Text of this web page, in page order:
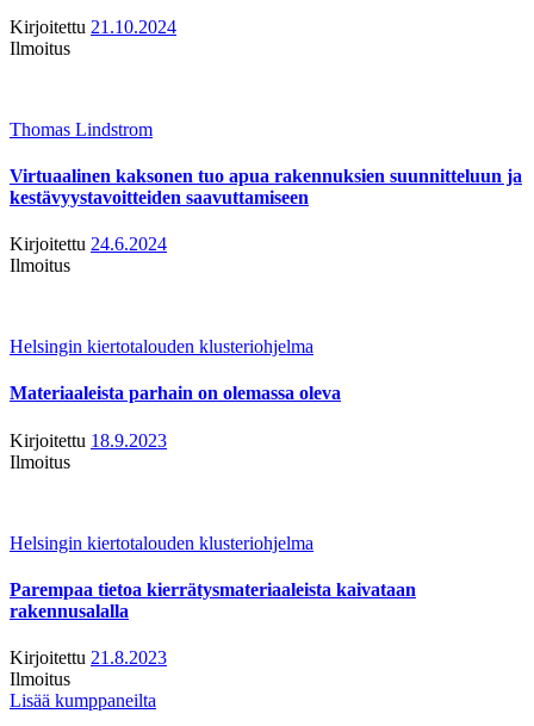
Kirjoitettu 21.10.2024
Ilmoitus
Thomas Lindstrom
Virtuaalinen kaksonen tuo apua rakennuksien suunnitteluun ja
kestävyystavoitteiden saavuttamiseen
Kirjoitettu 24.6.2024
Ilmoitus
Helsingin kiertotalouden klusteriohjelma
Materiaaleista parhain on olemassa oleva
Kirjoitettu 18.9.2023
Ilmoitus
Helsingin kiertotalouden klusteriohjelma
Parempaa tietoa kierrätysmateriaaleista kaivataan
rakennusalalla
Kirjoitettu 21.8.2023
Ilmoitus
Lisää kumppaneilta